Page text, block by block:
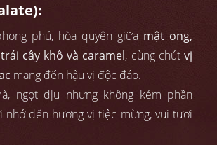
phú, hòa quyện giữa mật ong,
cây khô và caramel, cùng chútvị
mang đến hậu vị độc đáo.
ngọt dịu nhưng không kém phần
nhớ đến hương vị tiệc mừng, vui tươi